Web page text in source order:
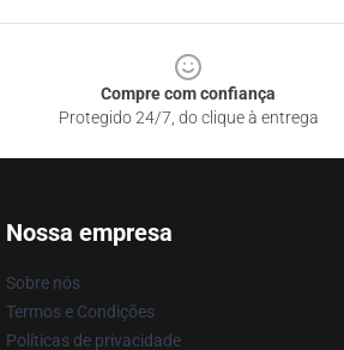
Compre com confiança
Protegido 24/7, do clique à entrega
Nossa empresa
Sobre nós
Termos e Condições
Políticas de privacidade